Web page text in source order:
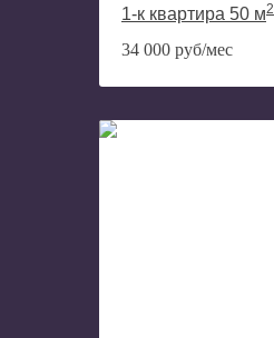
1-к квартира 50 м2
34 000 руб/мес